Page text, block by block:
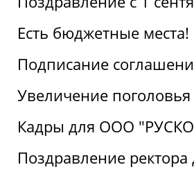
Есть бюджетные места!
Подписание
Увеличение
Кадры для ООО
Поздравление ректора